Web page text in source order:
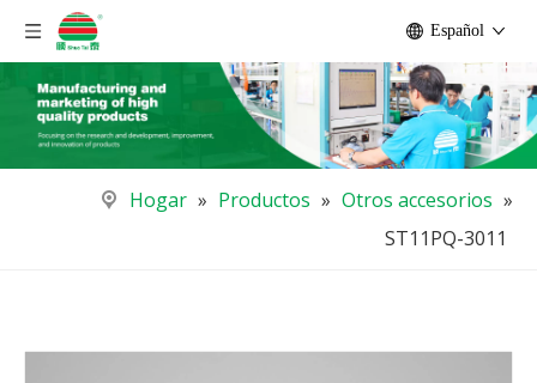
Español
Hogar » Productos » Otros accesorios »
ST11PQ-3011